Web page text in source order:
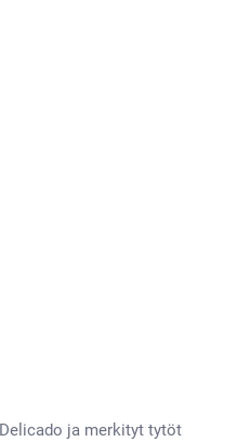
ja merkityt tytöt